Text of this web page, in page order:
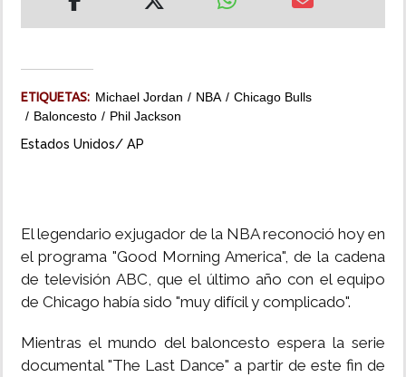
ETIQUETAS: Michael Jordan NBA
Chicago Bulls
Baloncesto
Phil Jackson
Estados Unidos/ AP
El legendario exjugador de la NBA reconoció hoy en
el programa "Good Morning America", de la cadena
de televisión ABC, que el último año con el equipo
de Chicago había sido "muy difícil y complicado".
Mientras el mundo del baloncesto espera la serie
documental "The Last Dance" a partir de este fin de